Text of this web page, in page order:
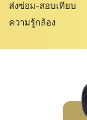
ส่งซ่อม-สอบเทียบ
ความรู้กล้อง